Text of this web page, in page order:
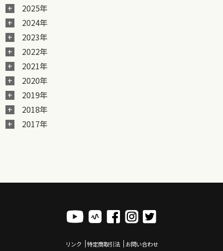
2025年
2024年
2023年
2022年
2021年
2020年
2019年
2018年
2017年
リンク 特定商取引法 お問い合わせ